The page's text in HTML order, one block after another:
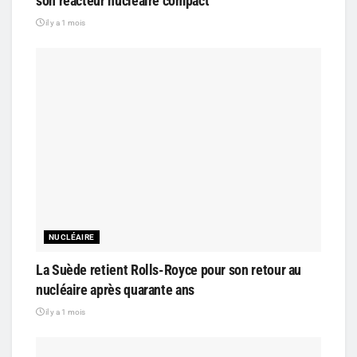
il y a 1 mois
NUCLÉAIRE
La Suède retient Rolls-Royce pour son retour au
nucléaire après quarante ans
il y a 1 mois